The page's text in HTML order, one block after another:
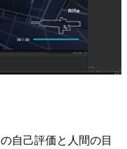
自己評価と人間の目